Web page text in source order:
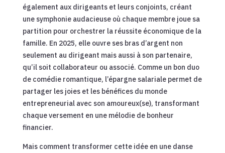
également aux dirigeants et leurs conjoints, créant
une symphonie audacieuse où chaque membre joue sa
partition pour orchestrer la réussite économique de la
famille. En 2025, elle ouvre ses bras d’argent non
seulement au dirigeant mais aussi à son partenaire,
qu’il soit collaborateur ou associé. Comme un bon duo
de comédie romantique, l’épargne salariale permet de
partager les joies et les bénéfices du monde
entrepreneurial avec son amoureux(se), transformant
chaque versement en une mélodie de bonheur
financier.
Mais comment transformer cette idée en une danse